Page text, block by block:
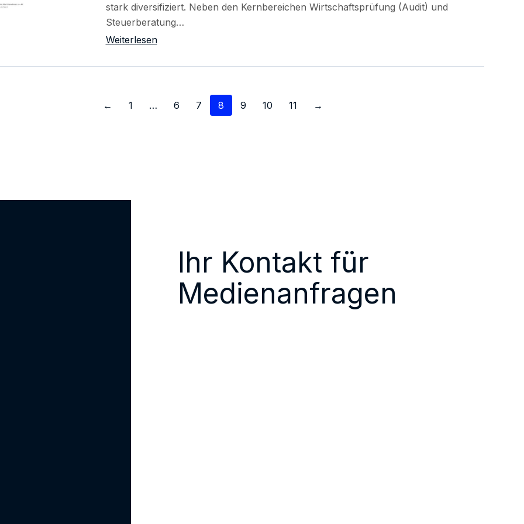
stark diversifiziert. Neben den Kernbereichen Wirtschaftsprüfung (Audit) und
Steuerberatung…
Weiterlesen
← 1 … 6 7 8 9 10 11 →
Ihr Kontakt für
Medienanfragen